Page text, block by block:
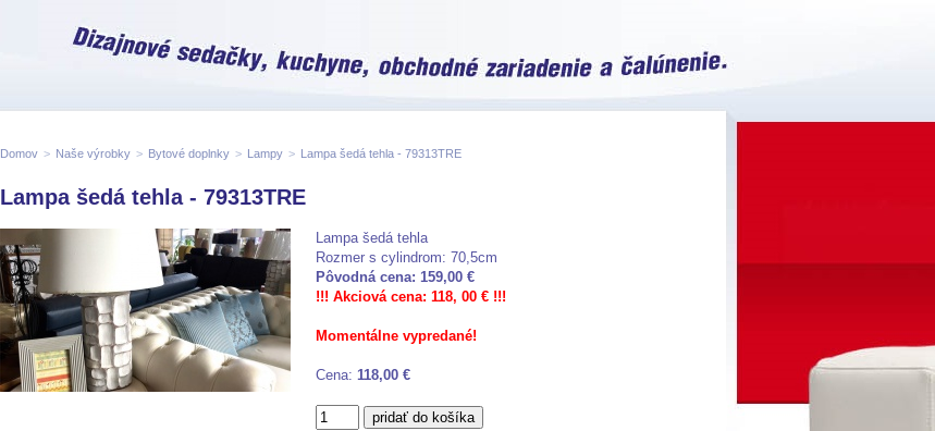
Domov > Naše výrobky > Bytové doplnky > Lampy > Lampa šedá tehla - 79313TRE
Lampa šedá tehla - 79313TRE
Lampa šedá tehla
Rozmer s cylindrom: 70,5cm
Pôvodná cena: 159,00 €
!!! Akciová cena: 118, 00 € !!!
Momentálne vypredané!
Cena: 118,00 €